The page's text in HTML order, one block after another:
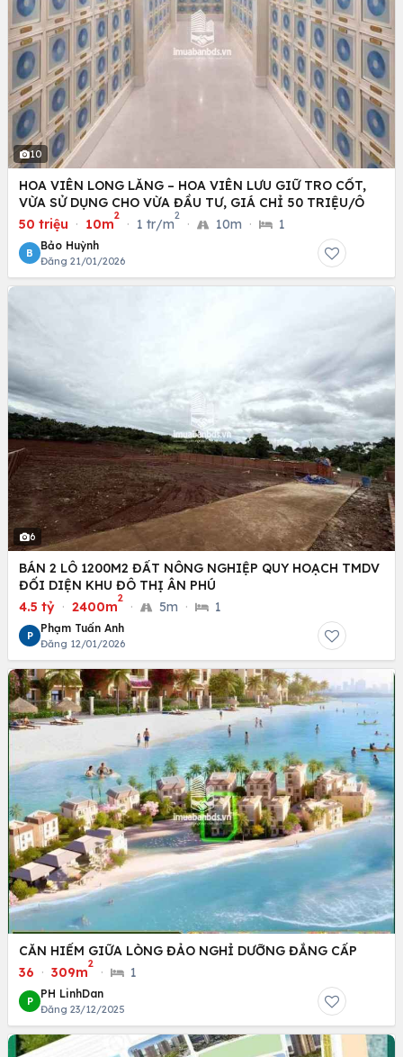
10
HOA VIÊN LONG LĂNG – HOA VIÊN LƯU GIỮ TRO CỐT,
VỪA SỬ DỤNG CHO VỪA ĐẦU TƯ, GIÁ CHỈ 50 TRIỆU/Ô
50 triệu · 10m
2
· 1 tr/m
2
· 10m · 1
B
Bảo Huỳnh
Đăng 21/01/2026
6
BÁN 2 LÔ 1200M2 ĐẤT NÔNG NGHIỆP QUY HOẠCH TMDV
ĐỐI DIỆN KHU ĐÔ THỊ ÂN PHÚ
4.5 tỷ · 2400m
2
· 5m · 1
P
Phạm Tuấn Anh
Đăng 12/01/2026
CĂN HIẾM GIỮA LÒNG ĐẢO NGHỈ DƯỠNG ĐẲNG CẤP
36 · 309m
2
· 1
P
PH LinhDan
Đăng 23/12/2025